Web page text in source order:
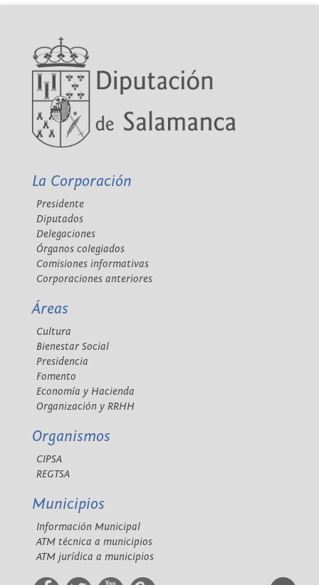
La Corporación
Presidente
Diputados
Delegaciones
Órganos colegiados
Comisiones informativas
Corporaciones anteriores
Áreas
Cultura
Bienestar Social
Presidencia
Fomento
Economía y Hacienda
Organización y RRHH
Organismos
CIPSA
REGTSA
Municipios
Información Municipal
ATM técnica a municipios
ATM jurídica a municipios